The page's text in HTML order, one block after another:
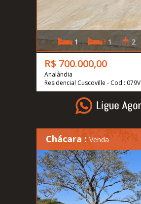
1 1 2
R$ 700.000,00
Analândia
Residencial Cuscoville - Cod.: 079V
Chácara : Venda